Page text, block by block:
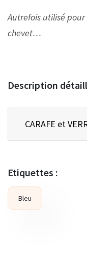
Autrefois utilisé
chevet…
Description
Etiquettes :
Bleu